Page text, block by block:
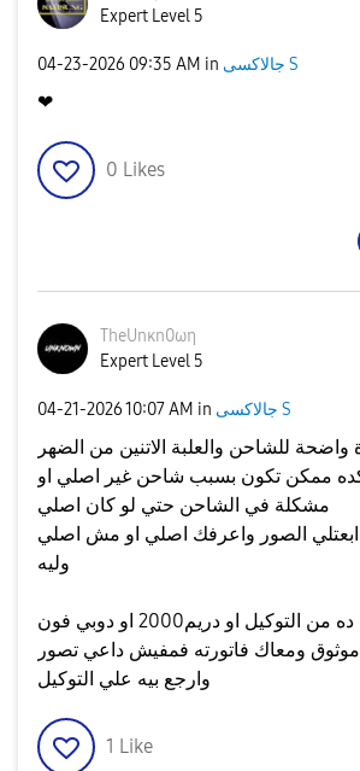
Expert Level 5
‎04-23-2026 09:35 AM in جالاكسى S
❤
0 Likes
TheUnκn0ωη
Expert Level 5
‎04-21-202610:07 AM in جالاكسى S
للشاحن والعلبة الاتنين من الضهر
ممكن تكون بسبب شاحن غير اصلي او
مشكلة في الشاحن حتي لو كان اصلي
ابعتلي الصور واعرفك اصلي او مش اصلي
وليه
ولو جايب الشاحن ده من التوكيل او دريم2000 او دوبي فون
ومعاك فاتورته فمفيش داعي تصور
وارجع بيه علي التوكيل
1 Like